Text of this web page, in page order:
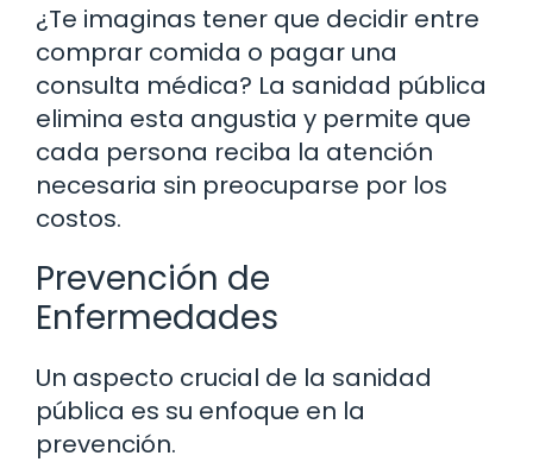
¿Te imaginas tener que decidir entre
comprar comida o pagar una
consulta médica? La sanidad pública
elimina esta angustia y permite que
cada persona reciba la atención
necesaria sin preocuparse por los
costos.
Prevención de
Enfermedades
Un aspecto crucial de la sanidad
pública es su enfoque en la
prevención.